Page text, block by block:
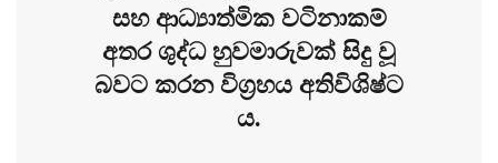
සහ ආධ්‍යාත්මික වටිනාකම්
අතර ශුද්ධ හුවමාරුවක් සිදු වූ
බවට කරන විග්‍රහය අතිවිශිෂ්ට
ය.